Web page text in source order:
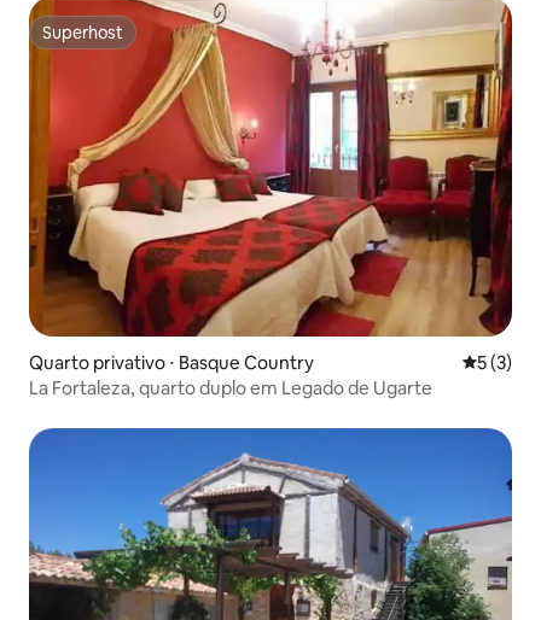
Superhost
Superhost
Quarto privativo ⋅ Basque Country 5 de
5 (3)
La Fortaleza, quarto duplo em Legado de Ugarte